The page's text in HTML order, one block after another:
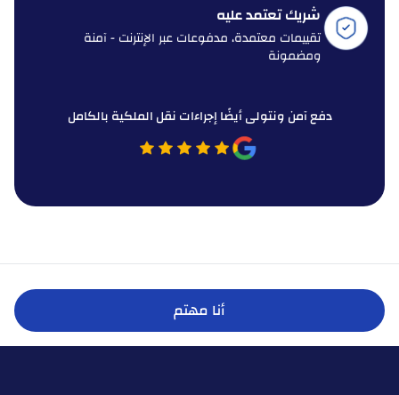
شريك تعتمد عليه
تقييمات معتمدة، مدفوعات عبر الإنترنت - آمنة
ومضمونة
دفع آمن ونتولى أيضًا إجراءات نقل الملكية بالكامل
أنا مهتم